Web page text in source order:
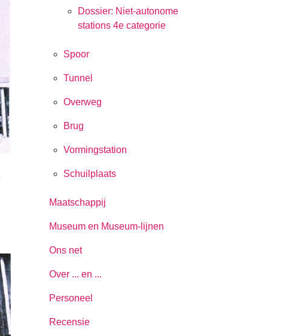
Dossier: Niet-autonome
stations 4e categorie
Spoor
Tunnel
Overweg
Brug
Vormingstation
Schuilplaats
Maatschappij
Museum en Museum-lijnen
Ons net
Over ... en ...
Personeel
Recensie